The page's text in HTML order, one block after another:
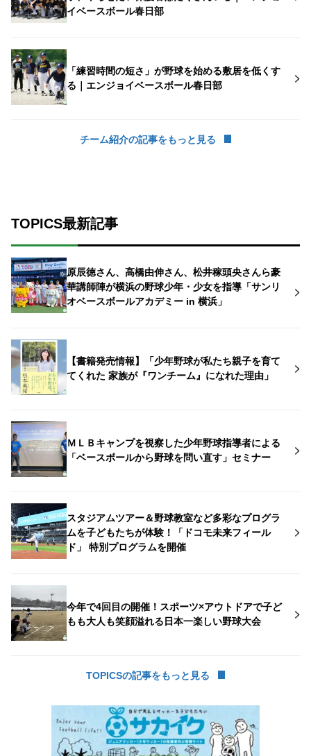
イベースボール春日部
「練習時間の短さ」が野球を始める敷居を低くす
る｜エンジョイベースボール春日部
チーム紹介の記事をもっと見る
TOPICS最新記事
原辰徳さん、高橋由伸さん、松井稼頭央さんら豪
華講師陣が横浜の野球少年・少女を指導「サンリ
オベースボールアカデミー in 横浜」
【書籍発売情報】「少年野球が私たち親子を育て
てくれた 家族が『ワンチーム』になれた理由」
ＭＬＢキャンプを視察した少年野球指導者による
「ベースボールから野球を問い直す」セミナー
スタジアムツアー＆野球教室など多彩なプログラ
ムを子どもたちが体験！「ドコモ未来フィール
ド」 特別プログラムを開催
今年で4回目の開催！スポーツ×アウトドアで子ど
もも大人も笑顔溢れる日本一楽しい野球大会
TOPICSの記事をもっと見る